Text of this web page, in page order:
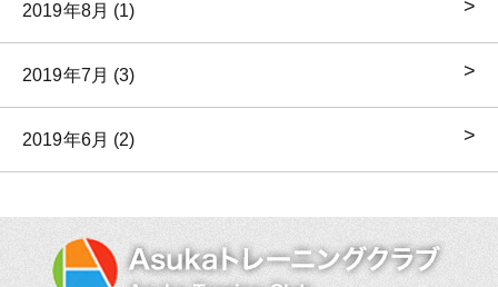
2019年8月 (1)
2019年7月 (3)
2019年6月 (2)